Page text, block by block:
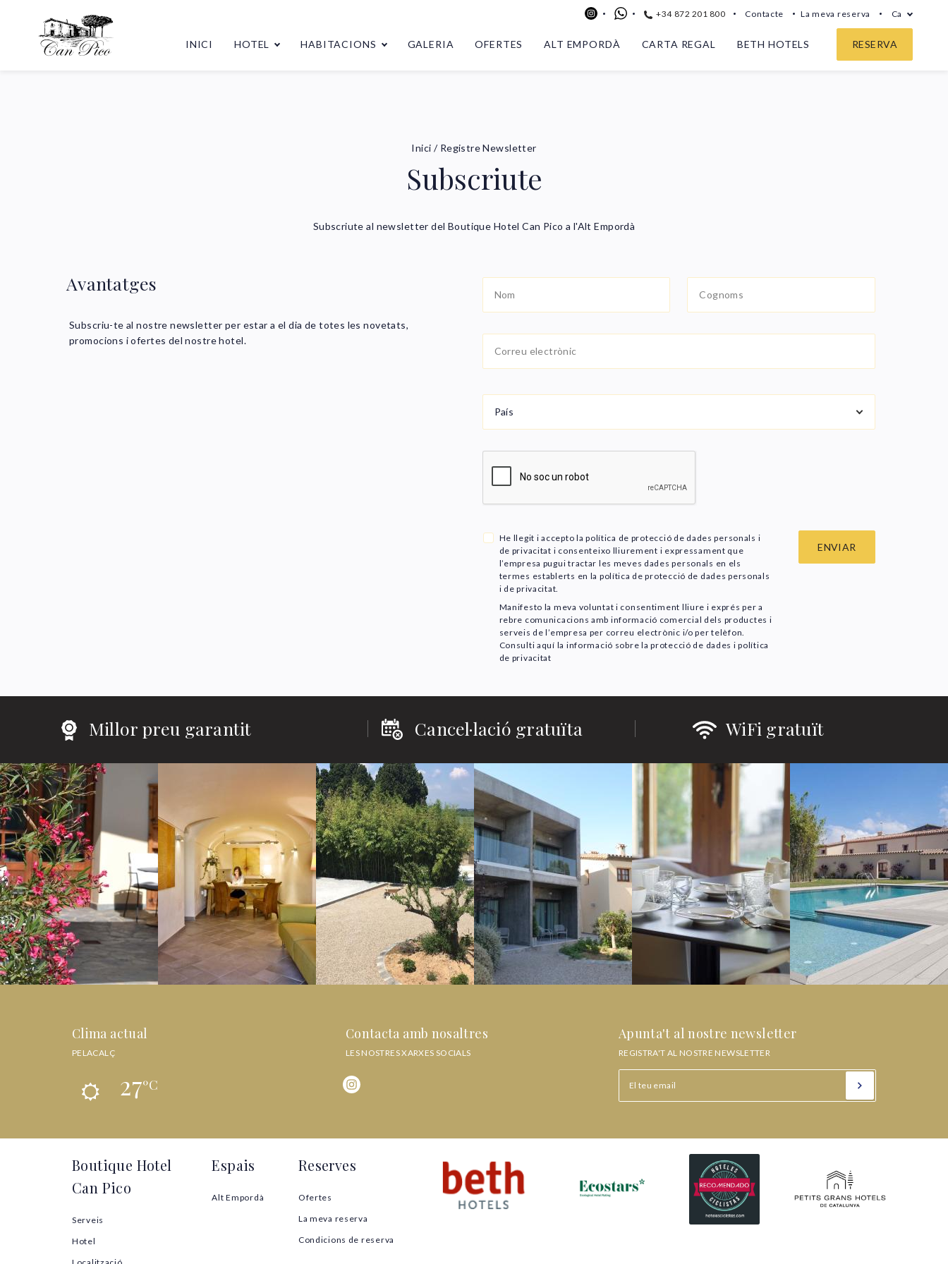
+34 872 201 800 Contacte La meva reserva Ca
INICI HOTEL HABITACIONS GALERIA OFERTES ALT EMPORDÀ CARTA REGAL BETH HOTELS RESERVA
Inici / Registre Newsletter
Subscriute
Subscriute al newsletter del Boutique Hotel Can Pico a l'Alt Empordà
Avantatges
Subscriu-te al nostre newsletter per estar a el dia de totes les novetats,
promocions i ofertes del nostre hotel.
País
He llegit i accepto la política de protecció de dades personals i
de privacitat i consenteixo lliurement i expressament que
l’empresa pugui tractar les meves dades personals en els
termes establerts en la política de protecció de dades personals
i de privacitat.
Manifesto la meva voluntat i consentiment lliure i exprés per a
rebre comunicacions amb informació comercial dels productes i
serveis de l’empresa per correu electrònic i/o per telèfon.
Consulti aquí la informació sobre la protecció de dades i política
de privacitat
Millor preu garantit Cancel·lació gratuïta WiFi gratuït
Clima actual
PELACALÇ
27ºC
Contacta amb nosaltres
LES NOSTRES XARXES SOCIALS
Apunta't al nostre newsletter
REGISTRA'T AL NOSTRE NEWSLETTER
Boutique Hotel
Can Pico
Serveis
Hotel
Espais
Alt Empordà
Reserves
Ofertes
La meva reserva
Condicions de reserva